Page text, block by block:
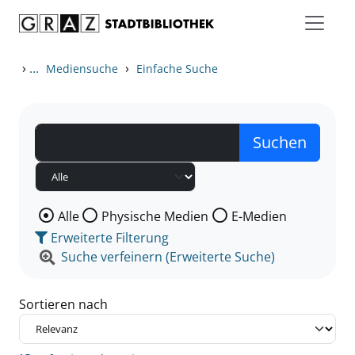
› ... Mediensuche › Einfache Suche
Wählen Sie die Medienart nach der Sie suchen wollen.
Alle Physische Medien
E-Medien
Erweiterte Filterung
Suche verfeinern (Erweiterte Suche)
Sortieren nach